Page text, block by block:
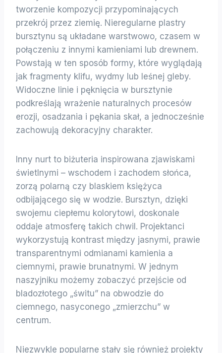
tworzenie kompozycji przypominających
przekrój przez ziemię. Nieregularne plastry
bursztynu są układane warstwowo, czasem w
połączeniu z innymi kamieniami lub drewnem.
Powstają w ten sposób formy, które wyglądają
jak fragmenty klifu, wydmy lub leśnej gleby.
Widoczne linie i pęknięcia w bursztynie
podkreślają wrażenie naturalnych procesów
erozji, osadzania i pękania skał, a jednocześnie
zachowują dekoracyjny charakter.
Inny nurt to biżuteria inspirowana zjawiskami
świetlnymi – wschodem i zachodem słońca,
zorzą polarną czy blaskiem księżyca
odbijającego się w wodzie. Bursztyn, dzięki
swojemu ciepłemu kolorytowi, doskonale
oddaje atmosferę takich chwil. Projektanci
wykorzystują kontrast między jasnymi, prawie
transparentnymi odmianami kamienia a
ciemnymi, prawie brunatnymi. W jednym
naszyjniku możemy zobaczyć przejście od
bladozłotego „świtu” na obwodzie do
ciemnego, nasyconego „zmierzchu” w
centrum.
Niezwykle popularne stały się również projekty